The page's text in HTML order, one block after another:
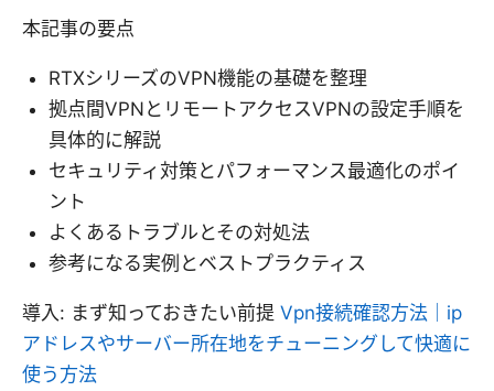
本記事の要点
RTXシリーズのVPN機能の基礎を整理
拠点間VPNとリモートアクセスVPNの設定手順を
具体的に解説
セキュリティ対策とパフォーマンス最適化のポイ
ント
よくあるトラブルとその対処法
参考になる実例とベストプラクティス
導入: まず知っておきたい前提 Vpn接続確認方法｜ip
アドレスやサーバー所在地をチューニングして快適に
使う方法